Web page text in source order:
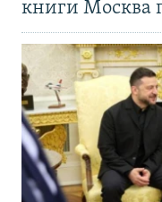
книги Москва